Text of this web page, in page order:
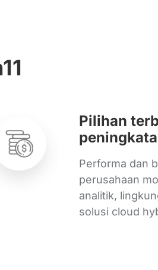
Pilihan
Performa dan
perusahaan
analitik,
solusi cloud